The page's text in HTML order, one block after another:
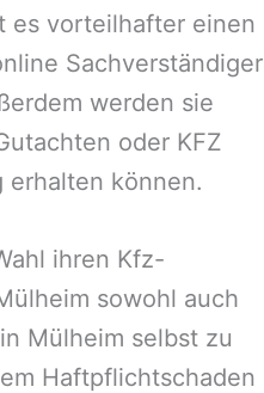
es vorteilhafter einen
Sachverständiger
werden sie
oder KFZ
erhalten können.
ihren Kfz-
sowohl auch
Mülheim selbst zu
Haftpflichtschaden